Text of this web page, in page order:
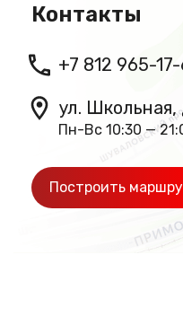
Контакты
+7 812 965-
ул. Школьная,
Пн-Вс 10:30 —
Построить